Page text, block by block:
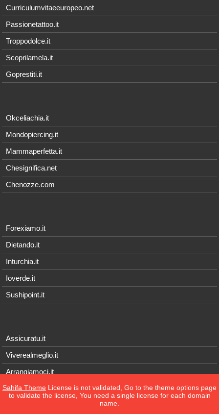
Curriculumvitaeeuropeo.net
Passionetattoo.it
Troppodolce.it
Scoprilamela.it
Goprestiti.it
Okceliachia.it
Mondopiercing.it
Mammaperfetta.it
Chesignifica.net
Chenozze.com
Forexiamo.it
Dietando.it
Inturchia.it
Ioverde.it
Sushipoint.it
Assicuratu.it
Viverealmeglio.it
Arrangiamoci.it
Tecnichef.it
Sahifa Theme License is not validated, Go to the theme options page
to validate the license, You need a single license for each domain
name.